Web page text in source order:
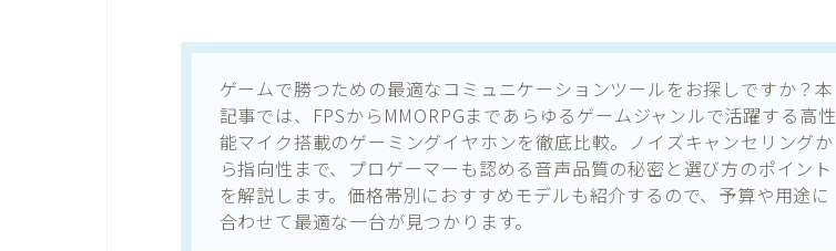
ゲームで勝つための最適なコミュニケーションツールをお探しですか？本
記事では、FPSからMMORPGまであらゆるゲームジャンルで活躍する高性
能マイク搭載のゲーミングイヤホンを徹底比較。ノイズキャンセリングか
ら指向性まで、プロゲーマーも認める音声品質の秘密と選び方のポイント
を解説します。価格帯別におすすめモデルも紹介するので、予算や用途に
合わせて最適な一台が見つかります。